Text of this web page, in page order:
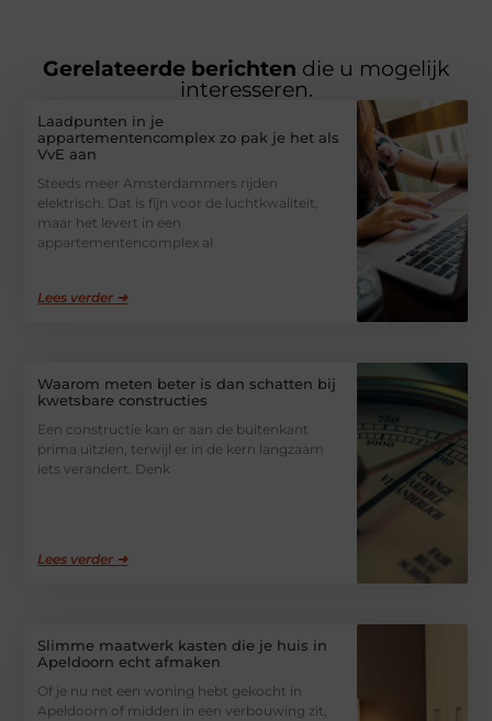
Gerelateerde berichten die u mogelijk
interesseren.
Laadpunten in je
appartementencomplex zo pak je het als
VvE aan
Steeds meer Amsterdammers rijden
elektrisch. Dat is fijn voor de luchtkwaliteit,
maar het levert in een
appartementencomplex al
Lees verder ➜
Waarom meten beter is dan schatten bij
kwetsbare constructies
Een constructie kan er aan de buitenkant
prima uitzien, terwijl er in de kern langzaam
iets verandert. Denk
Lees verder ➜
Slimme maatwerk kasten die je huis in
Apeldoorn echt afmaken
Of je nu net een woning hebt gekocht in
Apeldoorn of midden in een verbouwing zit,